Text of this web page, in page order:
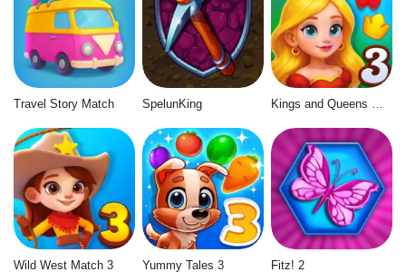
Travel Story Match SpelunKing
Wild West Match 3 Yummy Tales 3 Fitz! 2